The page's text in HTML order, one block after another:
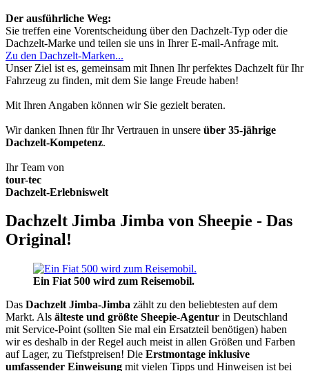
Der ausführliche Weg:
Sie treffen eine Vorentscheidung über den Dachzelt-Typ oder die
Dachzelt-Marke und teilen sie uns in Ihrer E-mail-Anfrage mit.
Zu den Dachzelt-Marken...
Unser Ziel ist es, gemeinsam mit Ihnen Ihr perfektes Dachzelt für Ihr
Fahrzeug zu finden, mit dem Sie lange Freude haben!
Mit Ihren Angaben können wir Sie gezielt beraten.
Wir danken Ihnen für Ihr Vertrauen in unsere über 35-jährige
Dachzelt-Kompetenz.
Ihr Team von
tour-tec
Dachzelt-Erlebniswelt
Dachzelt Jimba Jimba von Sheepie - Das
Original!
Ein Fiat 500 wird zum Reisemobil.
Das Dachzelt Jimba-Jimba zählt zu den beliebtesten auf dem
Markt. Als älteste und größte Sheepie-Agentur in Deutschland
mit Service-Point (sollten Sie mal ein Ersatzteil benötigen) haben
wir es deshalb in der Regel auch meist in allen Größen und Farben
auf Lager, zu Tiefstpreisen! Die Erstmontage inklusive
umfassender Einweisung mit vielen Tipps und Hinweisen ist bei